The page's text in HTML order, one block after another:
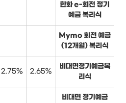
한화 e-회전 정기
예금 복리식
Mymo 회전 예금
(12개월) 복리식
2.75% 2.65%
비대면정기예금복
리식
비대면 정기예금